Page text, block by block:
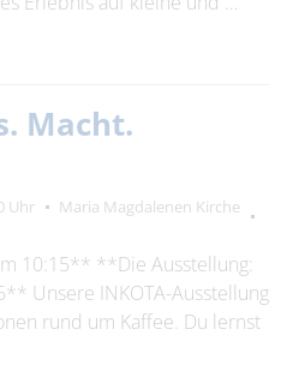
Macht.
Uhr
Maria Magdalenen Kirche
10:15** **Die Ausstellung:
Unsere INKOTA-Ausstellung
rund um Kaffee. Du lernst